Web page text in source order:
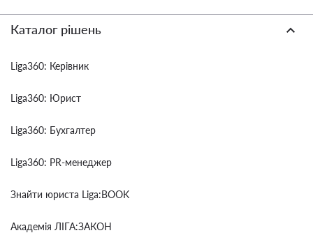
Каталог рішень
Liga360: Керівник
Liga360: Юрист
Liga360: Бухгалтер
Liga360: PR-менеджер
Знайти юриста Liga:BOOK
Академія ЛІГА:ЗАКОН